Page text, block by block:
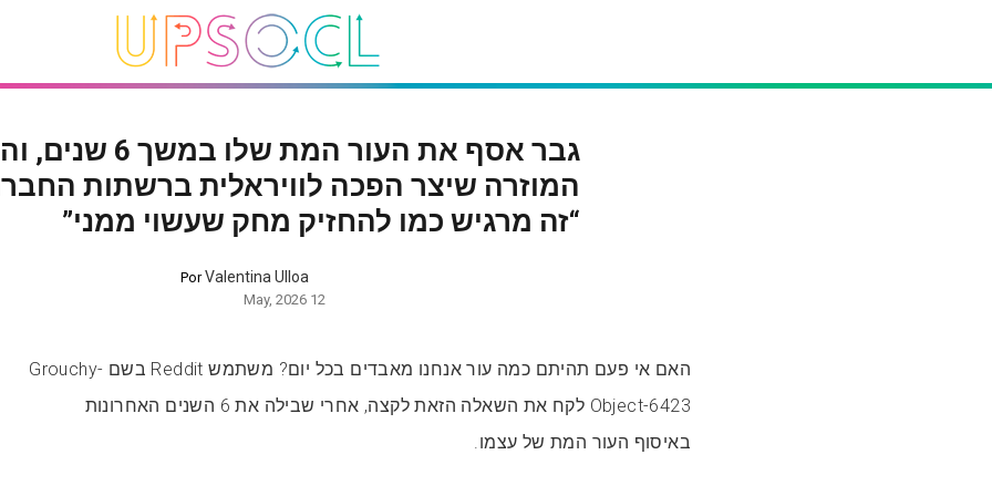
גבר אסף את העור המת שלו
המוזרה שיצר הפכה לוויראלית ברשתות
“זה מרגיש כמו להחזיק מחק שעשוי ממני”
PorValentina Ulloa
12 May, 2026
האם אי פעם תהיתם כמה עור אנחנו מאבדים בכל יום? משתמש Reddit בשם Grouchy-
Object-6423 לקח את השאלה הזאת לקצה, אחרי שבילה את 6 השנים האחרונות
באיסוף העור המת של עצמו.